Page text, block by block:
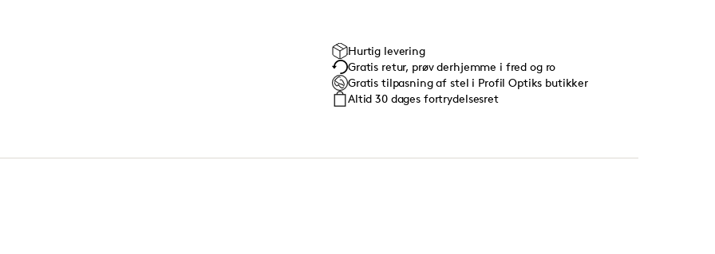
Hurtig levering
Gratis retur, prøv derhjemme i fred og ro
Gratis tilpasning af stel i Profil Optiks butikker
Altid 30 dages fortrydelsesret